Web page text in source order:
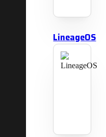
LineageOS